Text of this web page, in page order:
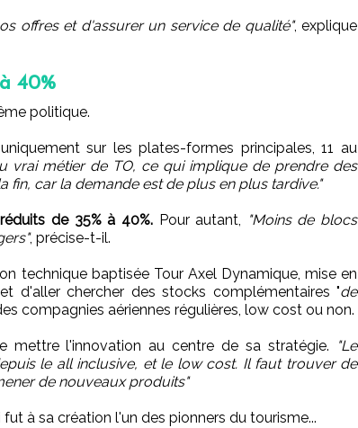
offres et d'assurer un service de qualité", explique
40%
politique.
sur les plates-formes principales, 11 au
vrai métier de TO, ce qui implique de prendre des
fin, car la demande est de plus en plus tardive."
de 35% à 40%. Pour autant, "Moins de blocs
, précise-t-il.
technique baptisée Tour Axel Dynamique, mise en
d'aller chercher des stocks complémentaires "de
compagnies aériennes régulières, low cost ou non.
mettre l'innovation au centre de sa stratégie.
"Le
le all inclusive, et le low cost. Il faut trouver de
de nouveaux produits"
à sa création l'un des pionners du tourisme...